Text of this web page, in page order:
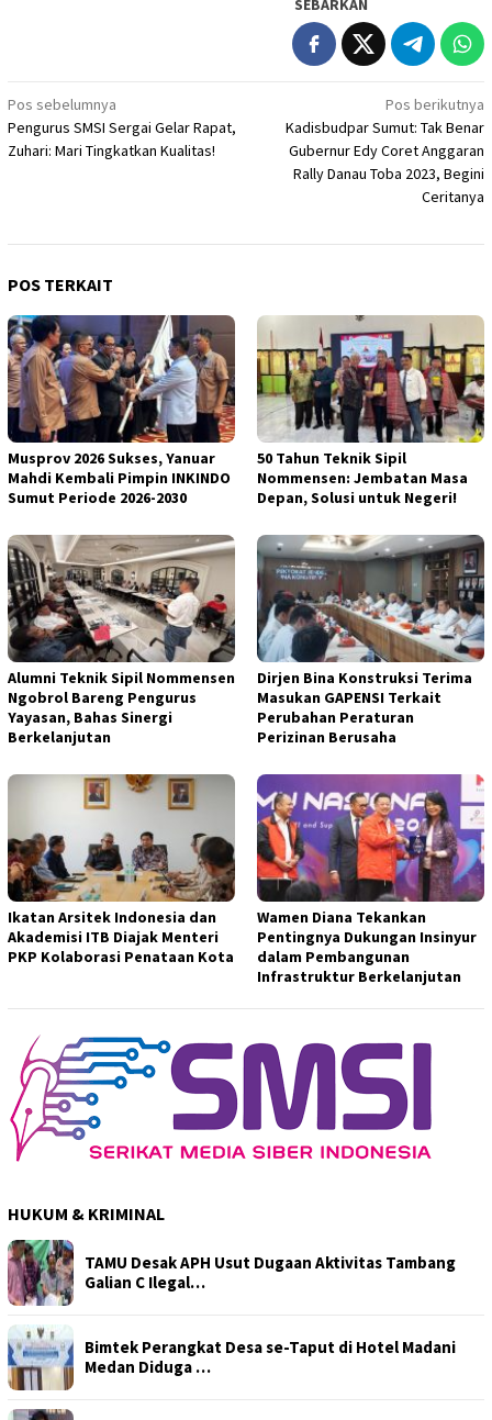
SEBARKAN
Navigasi
pos
Pos sebelumnya
Pengurus SMSI Sergai Gelar Rapat,
Zuhari: Mari Tingkatkan Kualitas!
Pos berikutnya
Kadisbudpar Sumut: Tak Benar
Gubernur Edy Coret Anggaran
Rally Danau Toba 2023, Begini
Ceritanya
POS TERKAIT
Musprov 2026 Sukses, Yanuar
Mahdi Kembali Pimpin INKINDO
Sumut Periode 2026-2030
50 Tahun Teknik Sipil
Nommensen: Jembatan Masa
Depan, Solusi untuk Negeri!
Alumni Teknik Sipil Nommensen
Ngobrol Bareng Pengurus
Yayasan, Bahas Sinergi
Berkelanjutan
Dirjen Bina Konstruksi Terima
Masukan GAPENSI Terkait
Perubahan Peraturan
Perizinan Berusaha
Ikatan Arsitek Indonesia dan
Akademisi ITB Diajak Menteri
PKP Kolaborasi Penataan Kota
Wamen Diana Tekankan
Pentingnya Dukungan Insinyur
dalam Pembangunan
Infrastruktur Berkelanjutan
HUKUM & KRIMINAL
TAMU Desak APH Usut Dugaan Aktivitas Tambang
Galian C Ilegal…
Bimtek Perangkat Desa se-Taput di Hotel Madani
Medan Diduga …